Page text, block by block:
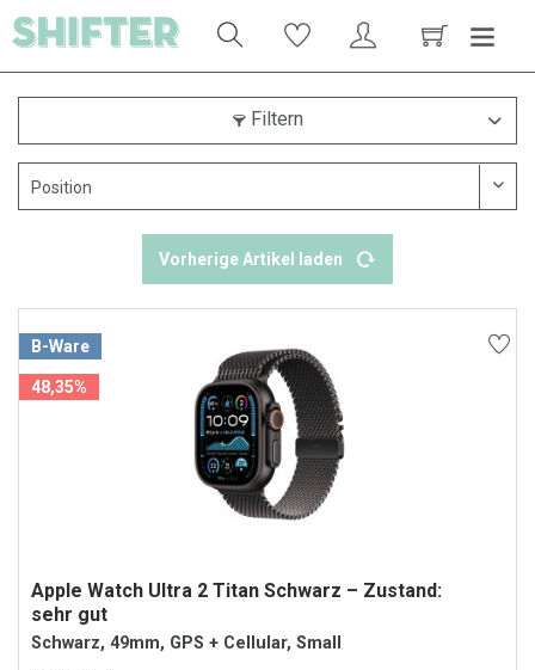
Filtern
Vorherige Artikel laden
B-Ware
48,35%
Apple Watch Ultra 2 Titan Schwarz – Zustand:
sehr gut
Schwarz, 49mm, GPS + Cellular, Small